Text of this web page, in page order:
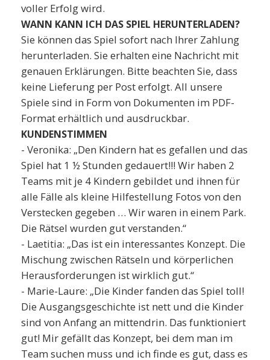
voller Erfolg wird.
WANN KANN ICH DAS SPIEL HERUNTERLADEN?
Sie können das Spiel sofort nach Ihrer Zahlung
herunterladen. Sie erhalten eine Nachricht mit
genauen Erklärungen. Bitte beachten Sie, dass
keine Lieferung per Post erfolgt. All unsere
Spiele sind in Form von Dokumenten im PDF-
Format erhältlich und ausdruckbar.
KUNDENSTIMMEN
- Veronika: „Den Kindern hat es gefallen und das
Spiel hat 1 ½ Stunden gedauert!!! Wir haben 2
Teams mit je 4 Kindern gebildet und ihnen für
alle Fälle als kleine Hilfestellung Fotos von den
Verstecken gegeben … Wir waren in einem Park.
Die Rätsel wurden gut verstanden.“
- Laetitia: „Das ist ein interessantes Konzept. Die
Mischung zwischen Rätseln und körperlichen
Herausforderungen ist wirklich gut.“
- Marie-Laure: „Die Kinder fanden das Spiel toll!
Die Ausgangsgeschichte ist nett und die Kinder
sind von Anfang an mittendrin. Das funktioniert
gut! Mir gefällt das Konzept, bei dem man im
Team suchen muss und ich finde es gut, dass es